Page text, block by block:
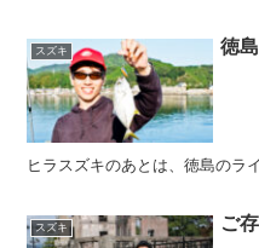
スズキ 徳
ヒラスズキのあとは、徳島のラ
スズキ ご